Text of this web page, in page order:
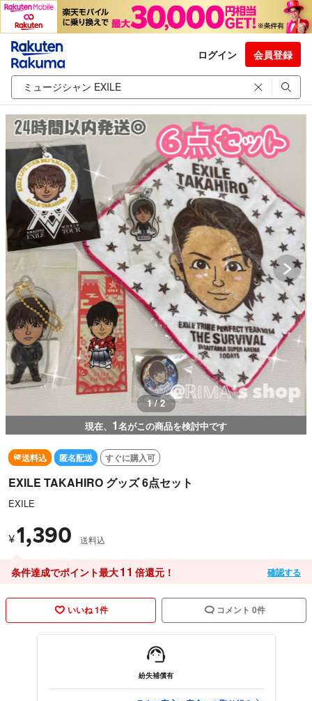
ログイン 会員登録
1 / 2
現在、 1名がこの商品を検討中です
送料込 匿名配送 すぐに購入可
EXILE TAKAHIRO グッズ 6点セット
EXILE
¥1,390 送料込
条件達成でポイント最大11 倍還元！ 確認する
いいね 1件 コメント 0件
紛失補償有